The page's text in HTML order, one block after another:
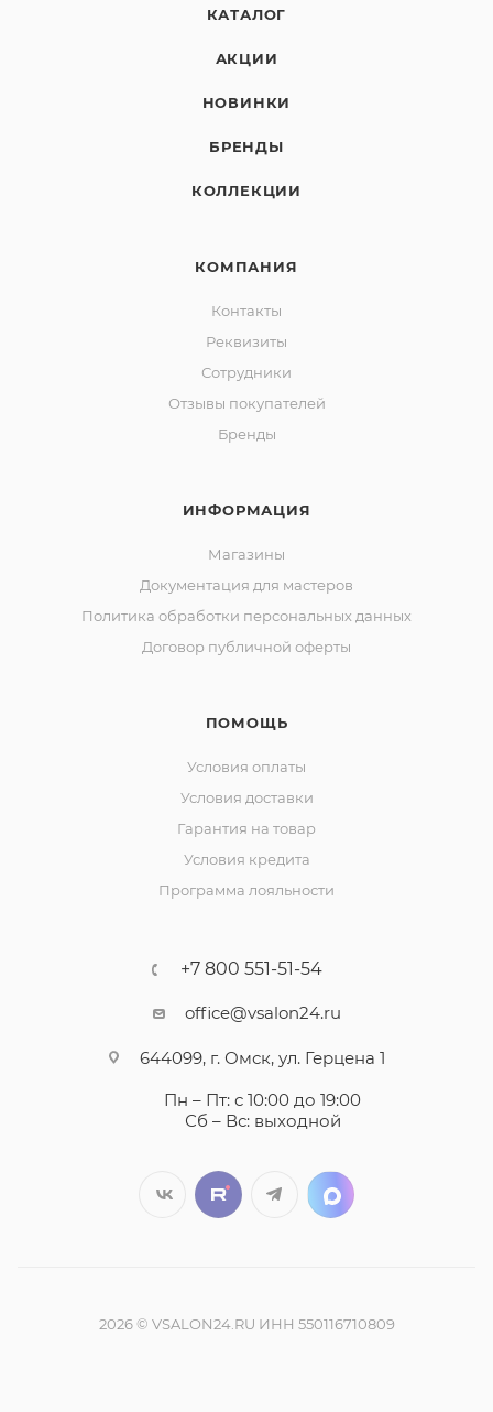
КАТАЛОГ
АКЦИИ
НОВИНКИ
БРЕНДЫ
КОЛЛЕКЦИИ
КОМПАНИЯ
Контакты
Реквизиты
Сотрудники
Отзывы покупателей
Бренды
ИНФОРМАЦИЯ
Магазины
Документация для мастеров
Политика обработки персональных данных
Договор публичной оферты
ПОМОЩЬ
Условия оплаты
Условия доставки
Гарантия на товар
Условия кредита
Программа лояльности
+7 800 551-51-54
office@vsalon24.ru
644099, г. Омск, ул. Герцена 1
Пн – Пт: с 10:00 до 19:00
Сб – Вс: выходной
2026 © VSALON24.RU ИНН 550116710809